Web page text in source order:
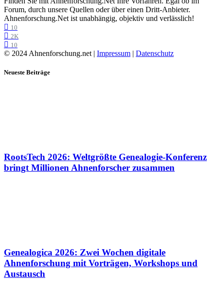
Forum, durch unsere Quellen oder über einen Dritt-Anbieter.
Ahnenforschung.Net ist unabhängig, objektiv und verlässlich!
10
2K
10
© 2024 Ahnenforschung.net | Impressum | Datenschutz
Neueste Beiträge
RootsTech 2026: Weltgrößte Genealogie-Konferenz
bringt Millionen Ahnenforscher zusammen
Genealogica 2026: Zwei Wochen digitale
Ahnenforschung mit Vorträgen, Workshops und
Austausch